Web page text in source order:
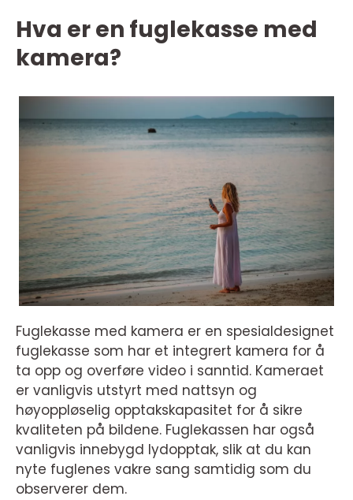
Hva er en fuglekasse med
kamera?
Fuglekasse med kamera er en spesialdesignet
fuglekasse som har et integrert kamera for å
ta opp og overføre video i sanntid. Kameraet
er vanligvis utstyrt med nattsyn og
høyoppløselig opptakskapasitet for å sikre
kvaliteten på bildene. Fuglekassen har også
vanligvis innebygd lydopptak, slik at du kan
nyte fuglenes vakre sang samtidig som du
observerer dem.